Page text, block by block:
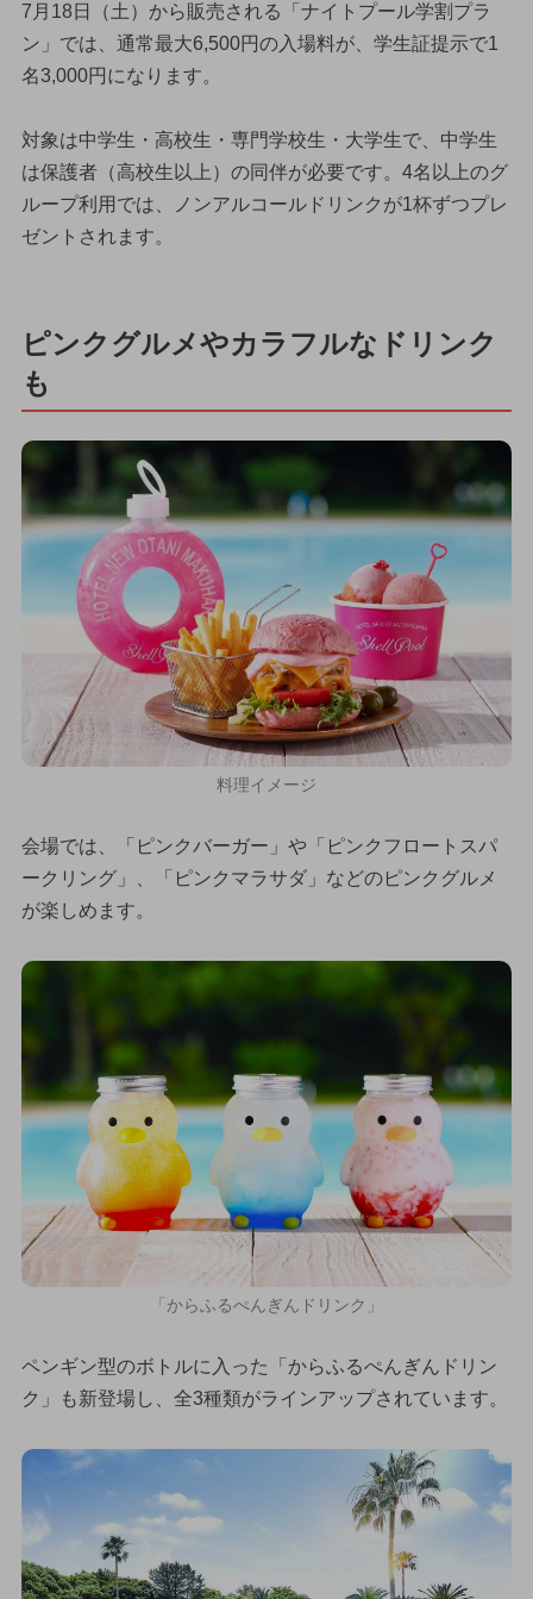
7月18日（土）から販売される「ナイトプール学割プラ
ン」では、通常最大6,500円の入場料が、学生証提示で1
名3,000円になります。
対象は中学生・高校生・専門学校生・大学生で、中学生
は保護者（高校生以上）の同伴が必要です。4名以上のグ
ループ利用では、ノンアルコールドリンクが1杯ずつプレ
ゼントされます。
ピンクグルメやカラフルなドリンク
も
料理イメージ
会場では、「ピンクバーガー」や「ピンクフロートスパ
ークリング」、「ピンクマラサダ」などのピンクグルメ
が楽しめます。
「からふるぺんぎんドリンク」
ペンギン型のボトルに入った「からふるぺんぎんドリン
ク」も新登場し、全3種類がラインアップされています。